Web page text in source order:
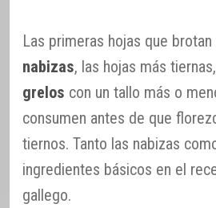
Las primeras hojas que
nabizas, las hojas más
grelos con un tallo más o
consumen antes de que
tiernos. Tanto las nabizas
ingredientes básicos en el
gallego.